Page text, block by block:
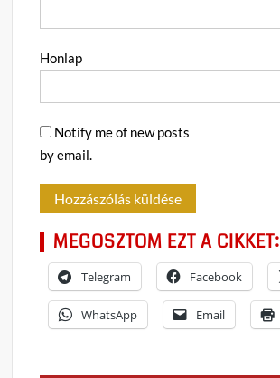
Honlap
Notify me of new posts
by email.
MEGOSZTOM EZT A CIKKET:
Telegram Facebook
WhatsApp Email